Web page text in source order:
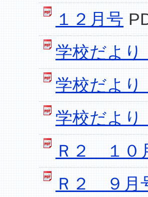
１２月号
学校だよ
学校だよ
学校だよ
Ｒ２ １０
Ｒ２ ９月